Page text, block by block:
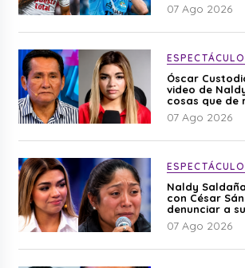
07 Ago 2026
Óscar
video de
cosas que de
editado”
07 Ago 2026
Naldy
con César
denunciar a
difamación”
07 Ago 2026